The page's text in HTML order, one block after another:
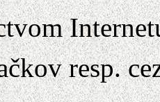
resp.